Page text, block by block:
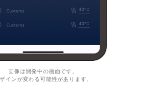
画像は開発中の画面です。
インが変わる可能性があります。